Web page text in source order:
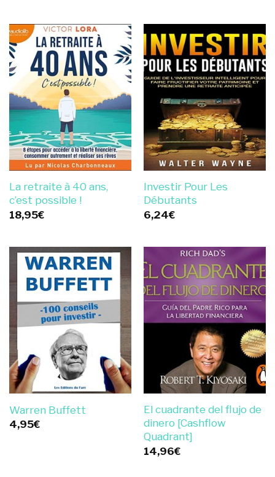
La retraite à 40 ans,
c’est possible !
18,95€
Investir Pour Les
Débutants
6,24€
Warren Buffett
4,95€
El cuadrante del flujo de
dinero [Cashflow
Quadrant]
14,96€